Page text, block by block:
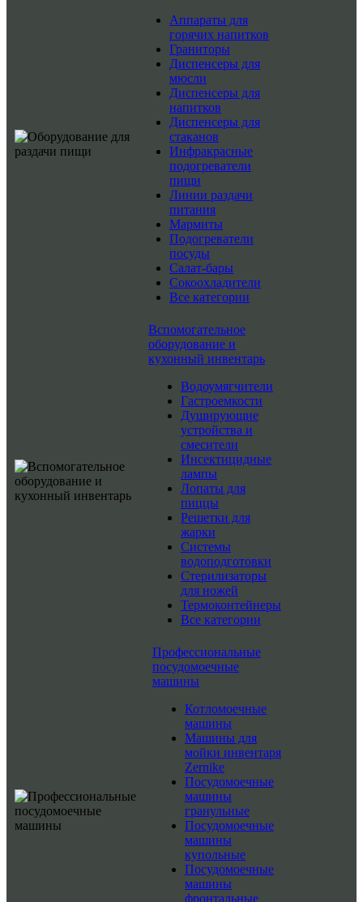
Аппараты для
горячих напитков
Граниторы
Диспенсеры для
мюсли
Диспенсеры для
напитков
Диспенсеры для
стаканов
Инфракрасные
подогреватели
пищи
Линии раздачи
питания
Мармиты
Подогреватели
посуды
Салат-бары
Сокоохладители
Все категории
Вспомогательное
оборудование и
кухонный инвентарь
Водоумягчители
Гастроемкости
Душирующие
устройства и
смесители
Инсектицидные
лампы
Лопаты для
пиццы
Решетки для
жарки
Системы
водоподготовки
Стерилизаторы
для ножей
Термоконтейнеры
Все категории
Профессиональные
посудомоечные
машины
Котломоечные
машины
Машины для
мойки инвентаря
Zernike
Посудомоечные
машины
гранульные
Посудомоечные
машины
купольные
Посудомоечные
машины
фронтальные